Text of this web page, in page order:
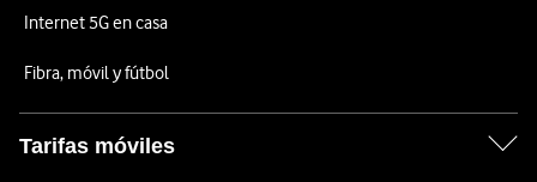
Internet 5G en casa
Fibra, móvil y fútbol
Tarifas móviles